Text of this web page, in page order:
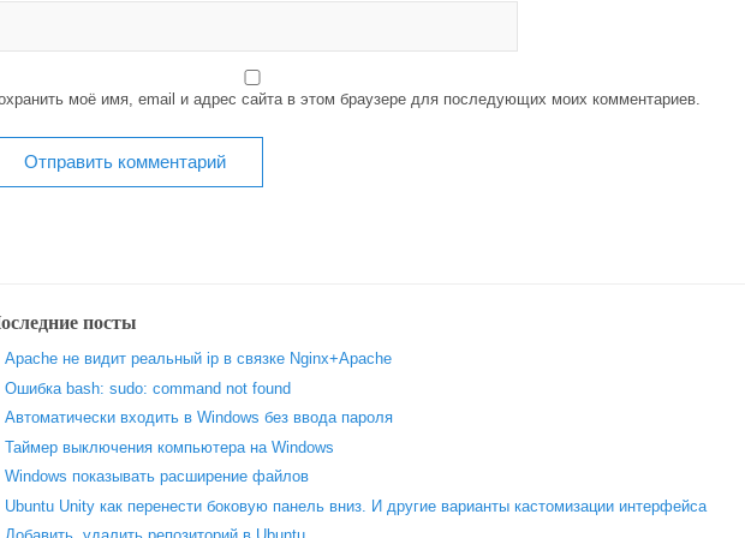
моё имя, email и адрес сайта в этом браузере для последующих моих комментариев.
посты
Apache не видит реальный ip в связке Nginx+Apache
Ошибка bash: sudo: command not found
Автоматически входить в Windows без ввода пароля
Таймер выключения компьютера на Windows
Windows показывать расширение файлов
Ubuntu Unity как перенести боковую панель вниз. И другие варианты кастомизации интерфейса